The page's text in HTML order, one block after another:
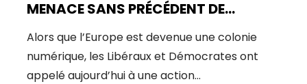
MENACE SANS PRÉCÉDENT DE
MYTHOS
Alors que l’Europe est devenue une colonie
numérique, les Libéraux et Démocrates ont
appelé aujourd’hui à une action…